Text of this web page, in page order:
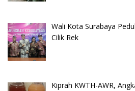
Wali Kota Surabaya
Cilik Rek
Kiprah KWTH-AWR,